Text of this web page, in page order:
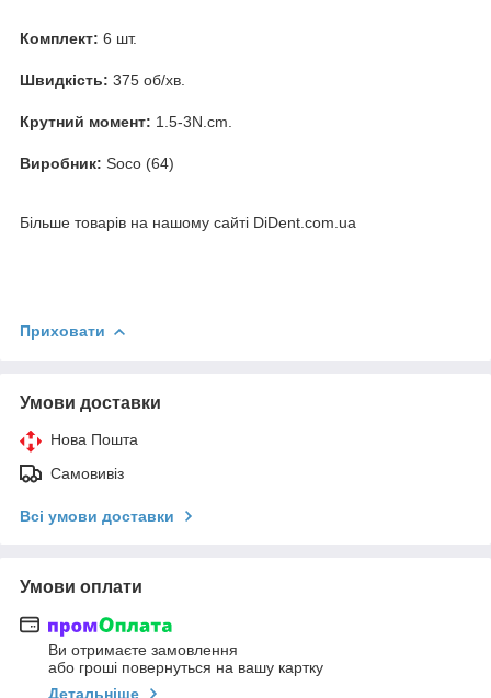
Комплект: 6 шт.
Швидкість: 375 об/хв.
Крутний момент: 1.5-3N.cm.
Виробник: Soco (64)
Більше товарів на нашому сайті DiDent.com.ua
Приховати
Умови доставки
Нова Пошта
Самовивіз
Всі умови доставки
Умови оплати
Ви отримаєте замовлення
або гроші повернуться на вашу картку
Детальніше